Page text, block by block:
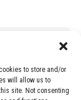
to store and/or
will allow us to
site. Not consenting